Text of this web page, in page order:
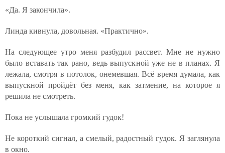
«Да. Я закончила».
Линда кивнула, довольная. «Практично».
На следующее утро меня разбудил рассвет. Мне не нужно
было вставать так рано, ведь выпускной уже не в планах. Я
лежала, смотря в потолок, онемевшая. Всё время думала, как
выпускной пройдёт без меня, как затмение, на которое я
решила не смотреть.
Пока не услышала громкий гудок!
Не короткий сигнал, а смелый, радостный гудок. Я заглянула
в окно.